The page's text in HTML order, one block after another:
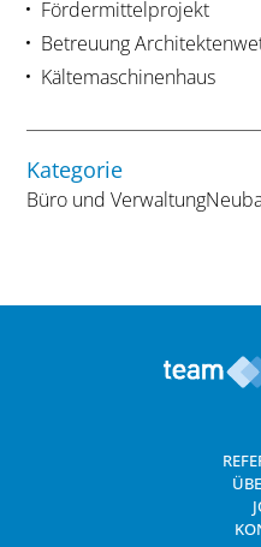
Fördermittelprojekt
Betreuung
Kältemaschinenhaus
Kategorie
Büro und Verwaltung